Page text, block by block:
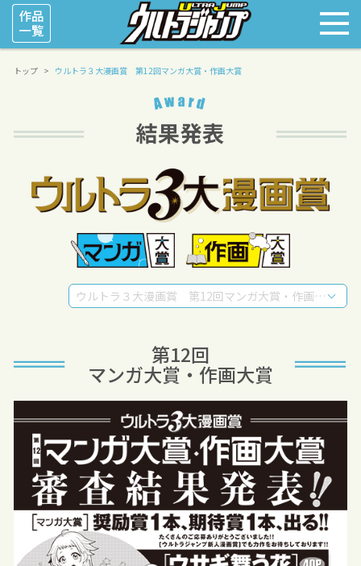
トップ ウルトラ３大漫画賞 第12回マンガ大賞・作画大賞
ウルトラ３大漫画賞 第12回マンガ大賞・作画大賞
第12回
マンガ大賞・作画大賞